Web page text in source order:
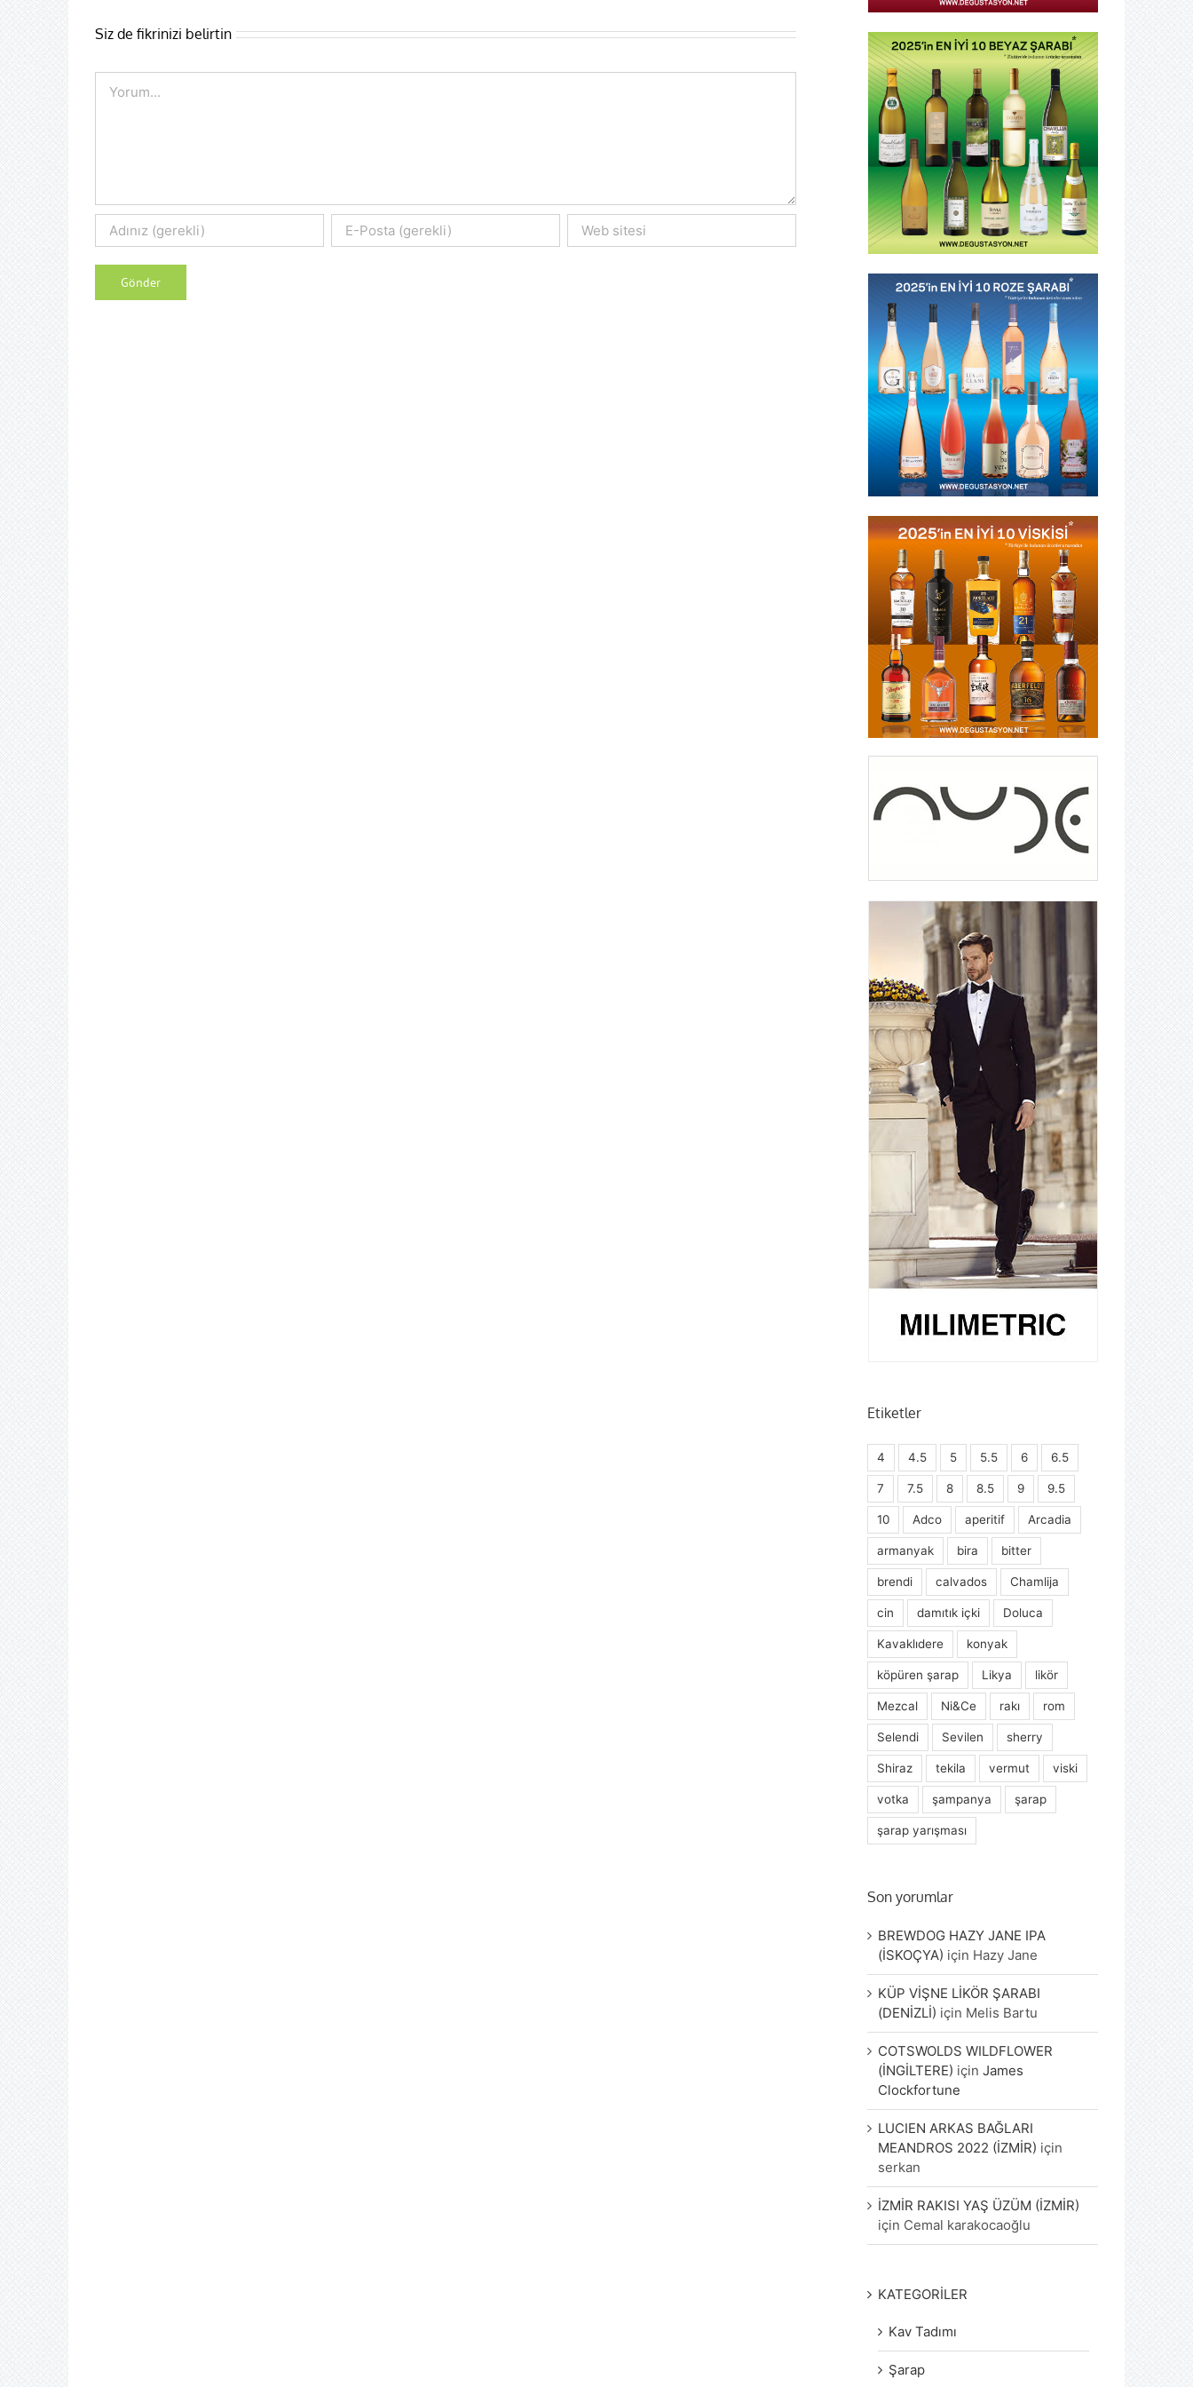
Siz de fikrinizi belirtin
Etiketler
4 4.5 5 5.5 6 6.5
7 7.5 8 8.5 9 9.5
10 Adco aperitif Arcadia
armanyak bira bitter
brendi calvados Chamlija
cin damıtık içki Doluca
Kavaklıdere konyak
köpüren şarap Likya likör
Mezcal Ni&Ce rakı rom
Selendi Sevilen sherry
Shiraz tekila vermut viski
votka şampanya şarap
şarap yarışması
Son yorumlar
BREWDOG HAZY JANE IPA
(İSKOÇYA) için Hazy Jane
KÜP VİŞNE LİKÖR ŞARABI
(DENİZLİ) için Melis Bartu
COTSWOLDS WILDFLOWER
(İNGİLTERE) içinJames
Clockfortune
LUCIEN ARKAS BAĞLARI
MEANDROS 2022 (İZMİR) için
serkan
İZMİR RAKISI YAŞ ÜZÜM (İZMİR)
için Cemal karakocaoğlu
KATEGORİLER
Kav Tadımı
Şarap